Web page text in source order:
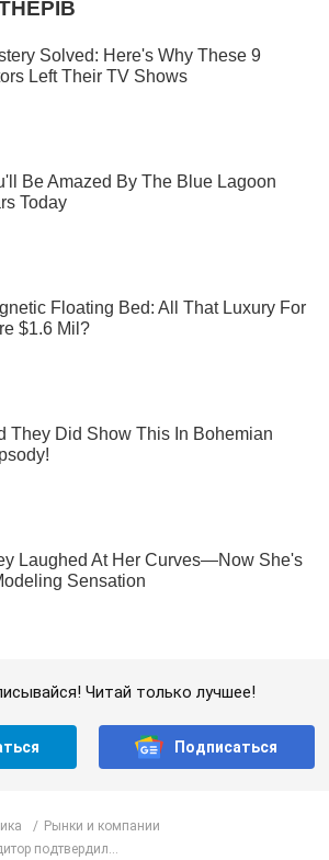
Читай только лучшее!
Подписаться
Рынки и компании
подтвердил...